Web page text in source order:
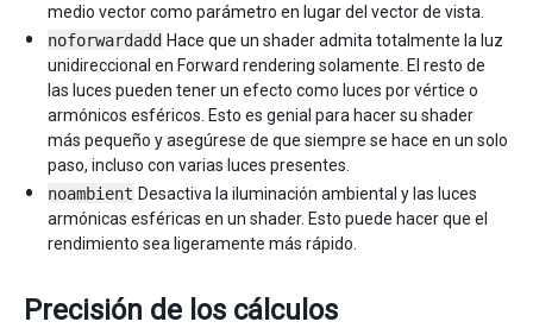
medio vector como parámetro en lugar del vector de vista.
noforwardadd Hace que un shader admita totalmente la luz
unidireccional en Forward rendering solamente. El resto de
las luces pueden tener un efecto como luces por vértice o
armónicos esféricos. Esto es genial para hacer su shader
más pequeño y asegúrese de que siempre se hace en un solo
paso, incluso con varias luces presentes.
noambient Desactiva la iluminación ambiental y las luces
armónicas esféricas en un shader. Esto puede hacer que el
rendimiento sea ligeramente más rápido.
Precisión de los cálculos